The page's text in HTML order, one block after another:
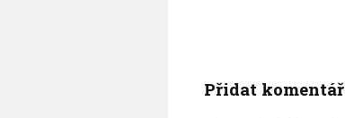
Přidat komentář